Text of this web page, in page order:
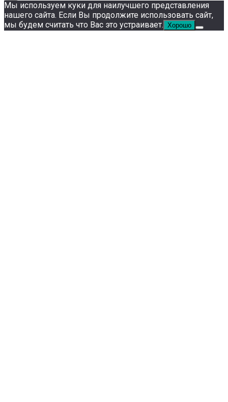
Мы используем куки для наилучшего представления
нашего сайта. Если Вы продолжите использовать сайт,
мы будем считать что Вас это устраивает. Хорошо